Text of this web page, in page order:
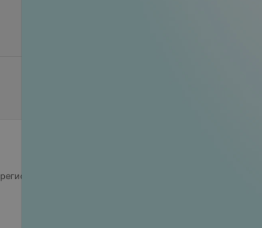
регистрирующий орган - Минский горисполком